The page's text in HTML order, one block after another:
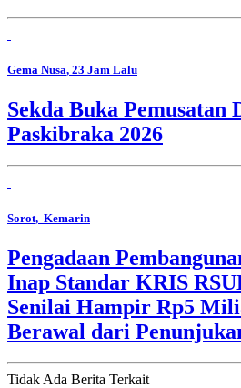
Gema Nusa, 23 Jam Lalu
Sekda Buka Pemusatan
Paskibraka 2026
Sorot, Kemarin
Pengadaan
Inap Standar KRIS
Senilai Hampir Rp5
Berawal dari
Tidak Ada Berita Terkait